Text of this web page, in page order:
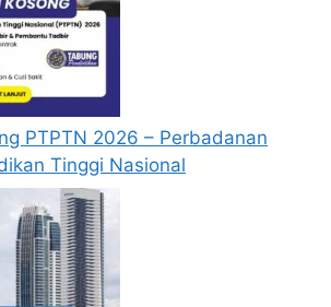
PTPTN 2026 – Perbadanan
Tinggi Nasional